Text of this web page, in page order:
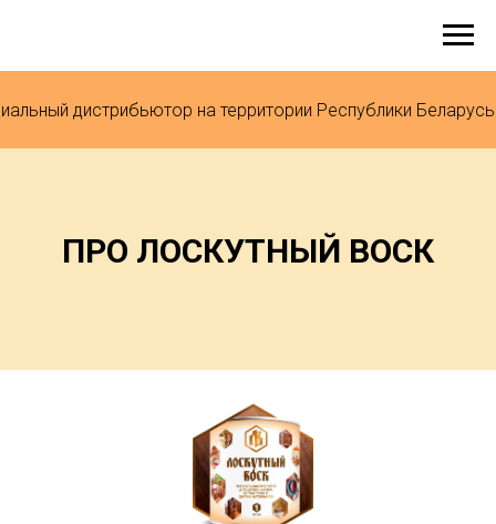
дистрибьютор на территории Республики Беларусь
ПРО ЛОСКУТНЫЙ ВОСК